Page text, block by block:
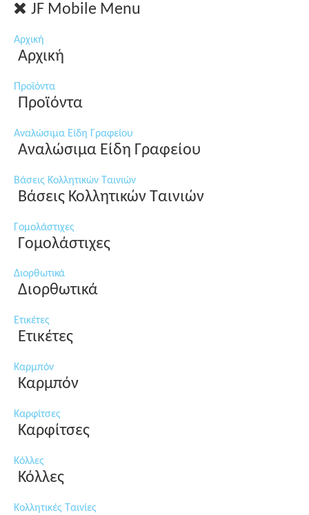
JF Mobile Menu
Αρχική
Αρχική
Προϊόντα
Προϊόντα
Αναλώσιμα Είδη Γραφείου
Αναλώσιμα Είδη Γραφείου
Βάσεις Κολλητικών Ταινιών
Βάσεις Κολλητικών Ταινιών
Γομολάστιχες
Γομολάστιχες
Διορθωτικά
Διορθωτικά
Ετικέτες
Ετικέτες
Καρμπόν
Καρμπόν
Καρφίτσες
Καρφίτσες
Κόλλες
Κόλλες
Κολλητικές Ταινίες